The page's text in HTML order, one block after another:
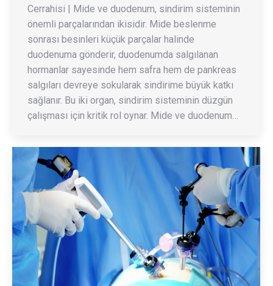
Cerrahisi | Mide ve duodenum, sindirim sisteminin
önemli parçalarından ikisidir. Mide beslenme
sonrası besinleri küçük parçalar halinde
duodenuma gönderir, duodenumda salgılanan
hormanlar sayesinde hem safra hem de pankreas
salgıları devreye sokularak sindirime büyük katkı
sağlanır. Bu iki organ, sindirim sisteminin düzgün
çalışması için kritik rol oynar. Mide ve duodenum…